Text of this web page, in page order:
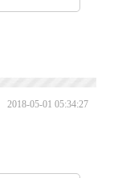
2018-05-01 05:34:27